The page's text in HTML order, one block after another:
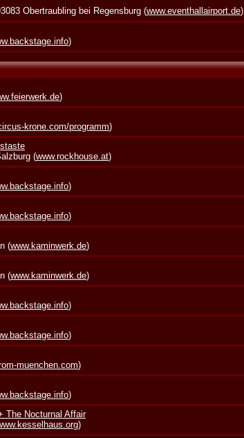
Obertraubling bei Regensburg (www.eventhallairport.de)
)
)
krone.com/programm)
(www.rockhouse.at)
)
)
(www.kaminwerk.de)
(www.kaminwerk.de)
)
)
muenchen.com)
)
The Nocturnal Affair
)